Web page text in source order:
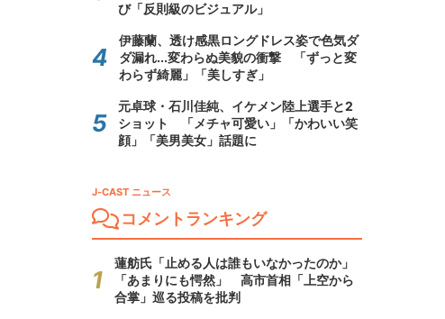
び「反則級のビジュアル」
伊藤蘭、透け感黒ロングドレス姿で色気ダ
ダ漏れ...変わらぬ美貌の衝撃 「ずっと変
わらず綺麗」「美しすぎ」
元卓球・石川佳純、イケメン陸上選手と2
ショット 「メチャ可愛い」「かわいい笑
顔」「美男美女」話題に
J-CAST ニュース
コメントランキング
蓮舫氏「止める人は誰もいなかったのか」
「あまりにも愕然」 高市首相「上空から
合掌」巡る投稿を批判